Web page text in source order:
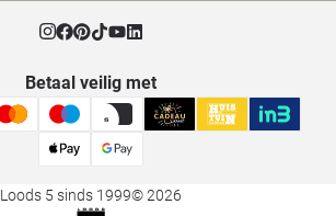
Betaal veilig met
Loods 5 sinds 1999© 2026